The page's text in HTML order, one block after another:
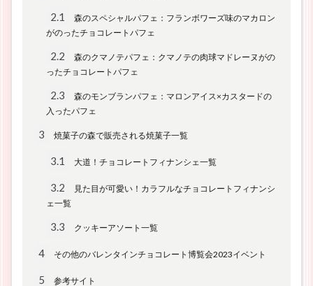
2.1
森のスペシャルパフェ：フランボワーズ味のマカロン
がのったチョコレートパフェ
2.2
森のクマノテパフェ：クマノテの肉球マドレーヌがの
ったチョコレートパフェ
2.3
森のモンブランパフェ：マロンアイス×カスタードの
入ったパフェ
3 焼菓子の森で販売される焼菓子一覧
3.1 大道！チョコレートフィナンシェ一覧
3.2
見た目が可愛い！カラフルなチョコレートフィナンシ
ェ一覧
3.3 クッキーアソート一覧
4 その他のバレンタインチョコレート博覧会2023イベント
5 参考サイト